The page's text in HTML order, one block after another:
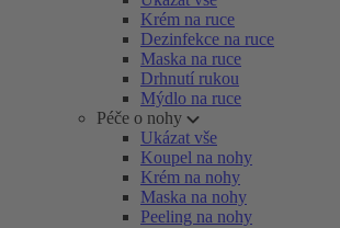
Krém na ruce
Dezinfekce na ruce
Maska na ruce
Drhnutí rukou
Mýdlo na ruce
Péče o nohy
Ukázat vše
Koupel na nohy
Krém na nohy
Maska na nohy
Peeling na nohy